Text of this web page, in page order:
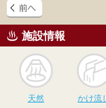
施設情報
天然 かけ流